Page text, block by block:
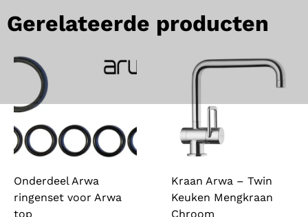
Gerelateerde producten
Onderdeel Arwa
ringenset voor Arwa
top
Kraan Arwa – Twin
Keuken Mengkraan
Chroom